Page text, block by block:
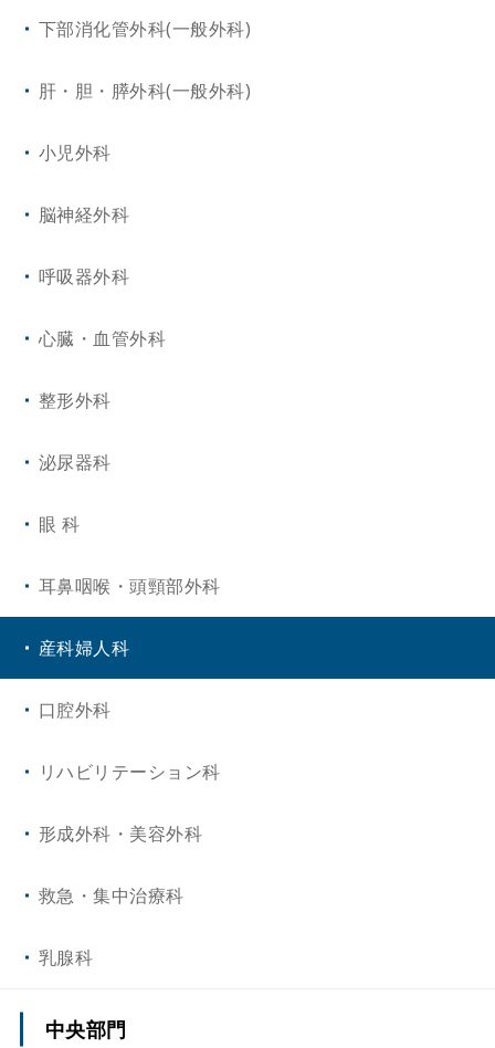
下部消化管外科(一般外科)
肝・胆・膵外科(一般外科)
小児外科
脳神経外科
呼吸器外科
心臓・血管外科
整形外科
泌尿器科
眼 科
耳鼻咽喉・頭頸部外科
産科婦人科
口腔外科
リハビリテーション科
形成外科・美容外科
救急・集中治療科
乳腺科
中央部門